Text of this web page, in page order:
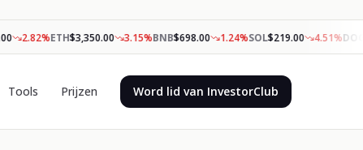
2.82%ETH$3,350.00 3.15%BNB$698.00 1.24%SOL$219.00 4.51%DOGE
Tools Prijzen Word lid van InvestorClub